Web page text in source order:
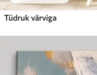
Tüdruk värviga